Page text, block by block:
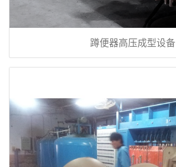
蹲便器高压成型设备